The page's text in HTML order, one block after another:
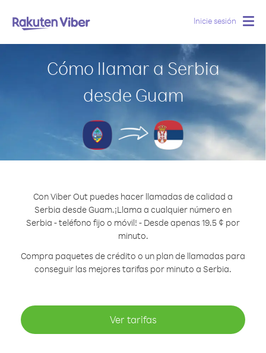
Inicie sesión
Cómo llamar a Serbia
desde Guam
Con Viber Out puedes hacer llamadas de calidad a
Serbia desde Guam.¡Llama a cualquier número en
Serbia - teléfono fijo o móvil! - Desde apenas 19.5 ¢ por
minuto.
Compra paquetes de crédito o un plan de llamadas para
conseguir las mejores tarifas por minuto a Serbia.
Ver tarifas